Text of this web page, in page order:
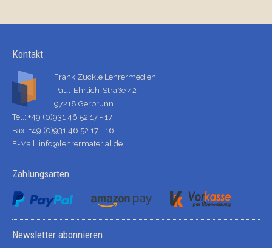
Kontakt
Frank Zuckle Lehrermedien
Paul-Ehrlich-Straße 42
97218 Gerbrunn
Tel.: +49 (0)931 46 52 17 - 17
Fax: +49 (0)931 46 52 17 - 16
E-Mail: info@lehrermaterial.de
Zahlungsarten
Newsletter abonnieren